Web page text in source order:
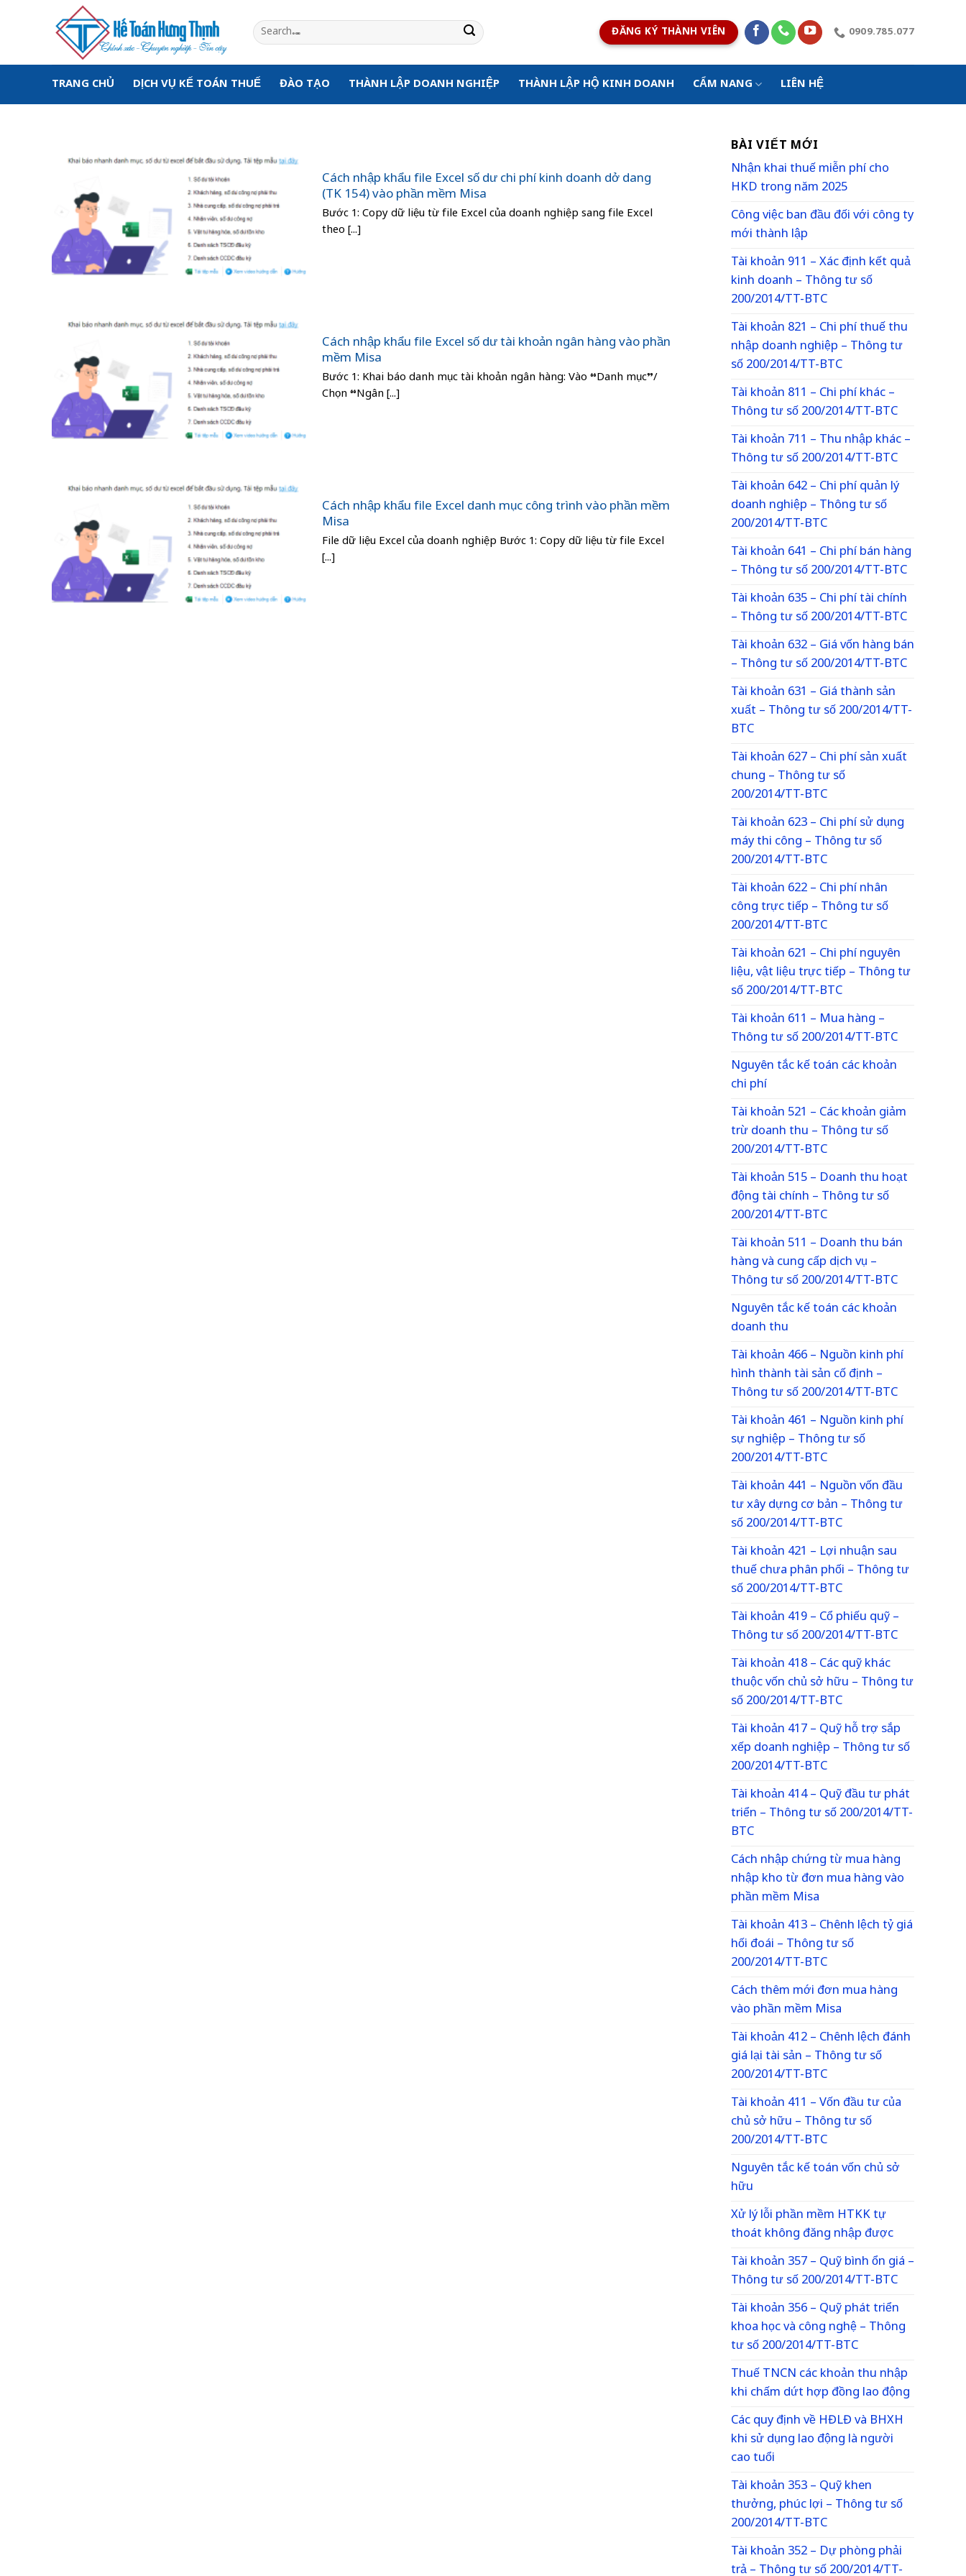
ĐĂNG KÝ THÀNH VIÊN 0909.785.077
TRANG CHỦ DỊCH VỤ KẾ TOÁN THUẾ ĐÀO TẠO THÀNH LẬP DOANH NGHIỆP THÀNH LẬP HỘ KINH DOANH CẨM NANG LIÊN HỆ
Cách nhập khẩu file Excel số dư chi phí kinh doanh dở dang
(TK 154) vào phần mềm Misa
Bước 1: Copy dữ liệu từ file Excel của doanh nghiệp sang file Excel
theo [...]
Cách nhập khẩu file Excel số dư tài khoản ngân hàng vào phần
mềm Misa
Bước 1: Khai báo danh mục tài khoản ngân hàng: Vào “Danh mục”/
Chọn “Ngân [...]
Cách nhập khẩu file Excel danh mục công trình vào phần mềm
Misa
File dữ liệu Excel của doanh nghiệp Bước 1: Copy dữ liệu từ file Excel
[...]
BÀI VIẾT MỚI
Nhận khai thuế miễn phí cho
HKD trong năm 2025
Công việc ban đầu đối với công ty
mới thành lập
Tài khoản 911 – Xác định kết quả
kinh doanh – Thông tư số
200/2014/TT-BTC
Tài khoản 821 – Chi phí thuế thu
nhập doanh nghiệp – Thông tư
số 200/2014/TT-BTC
Tài khoản 811 – Chi phí khác –
Thông tư số 200/2014/TT-BTC
Tài khoản 711 – Thu nhập khác –
Thông tư số 200/2014/TT-BTC
Tài khoản 642 – Chi phí quản lý
doanh nghiệp – Thông tư số
200/2014/TT-BTC
Tài khoản 641 – Chi phí bán hàng
– Thông tư số 200/2014/TT-BTC
Tài khoản 635 – Chi phí tài chính
– Thông tư số 200/2014/TT-BTC
Tài khoản 632 – Giá vốn hàng bán
– Thông tư số 200/2014/TT-BTC
Tài khoản 631 – Giá thành sản
xuất – Thông tư số 200/2014/TT-
BTC
Tài khoản 627 – Chi phí sản xuất
chung – Thông tư số
200/2014/TT-BTC
Tài khoản 623 – Chi phí sử dụng
máy thi công – Thông tư số
200/2014/TT-BTC
Tài khoản 622 – Chi phí nhân
công trực tiếp – Thông tư số
200/2014/TT-BTC
Tài khoản 621 – Chi phí nguyên
liệu, vật liệu trực tiếp – Thông tư
số 200/2014/TT-BTC
Tài khoản 611 – Mua hàng –
Thông tư số 200/2014/TT-BTC
Nguyên tắc kế toán các khoản
chi phí
Tài khoản 521 – Các khoản giảm
trừ doanh thu – Thông tư số
200/2014/TT-BTC
Tài khoản 515 – Doanh thu hoạt
động tài chính – Thông tư số
200/2014/TT-BTC
Tài khoản 511 – Doanh thu bán
hàng và cung cấp dịch vụ –
Thông tư số 200/2014/TT-BTC
Nguyên tắc kế toán các khoản
doanh thu
Tài khoản 466 – Nguồn kinh phí
hình thành tài sản cố định –
Thông tư số 200/2014/TT-BTC
Tài khoản 461 – Nguồn kinh phí
sự nghiệp – Thông tư số
200/2014/TT-BTC
Tài khoản 441 – Nguồn vốn đầu
tư xây dựng cơ bản – Thông tư
số 200/2014/TT-BTC
Tài khoản 421 – Lợi nhuận sau
thuế chưa phân phối – Thông tư
số 200/2014/TT-BTC
Tài khoản 419 – Cổ phiếu quỹ –
Thông tư số 200/2014/TT-BTC
Tài khoản 418 – Các quỹ khác
thuộc vốn chủ sở hữu – Thông tư
số 200/2014/TT-BTC
Tài khoản 417 – Quỹ hỗ trợ sắp
xếp doanh nghiệp – Thông tư số
200/2014/TT-BTC
Tài khoản 414 – Quỹ đầu tư phát
triển – Thông tư số 200/2014/TT-
BTC
Cách nhập chứng từ mua hàng
nhập kho từ đơn mua hàng vào
phần mềm Misa
Tài khoản 413 – Chênh lệch tỷ giá
hối đoái – Thông tư số
200/2014/TT-BTC
Cách thêm mới đơn mua hàng
vào phần mềm Misa
Tài khoản 412 – Chênh lệch đánh
giá lại tài sản – Thông tư số
200/2014/TT-BTC
Tài khoản 411 – Vốn đầu tư của
chủ sở hữu – Thông tư số
200/2014/TT-BTC
Nguyên tắc kế toán vốn chủ sở
hữu
Xử lý lỗi phần mềm HTKK tự
thoát không đăng nhập được
Tài khoản 357 – Quỹ bình ổn giá –
Thông tư số 200/2014/TT-BTC
Tài khoản 356 – Quỹ phát triển
khoa học và công nghệ – Thông
tư số 200/2014/TT-BTC
Thuế TNCN các khoản thu nhập
khi chấm dứt hợp đồng lao động
Các quy định về HĐLĐ và BHXH
khi sử dụng lao động là người
cao tuổi
Tài khoản 353 – Quỹ khen
thưởng, phúc lợi – Thông tư số
200/2014/TT-BTC
Tài khoản 352 – Dự phòng phải
trả – Thông tư số 200/2014/TT-